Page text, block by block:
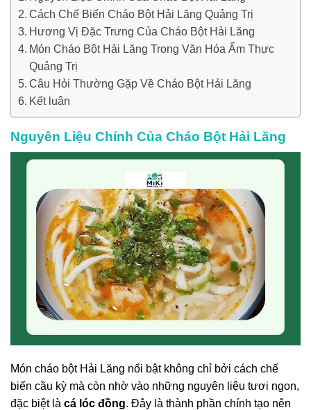
Cách Chế Biến Cháo Bột Hải Lăng Quảng Trị
Hương Vị Đặc Trưng Của Cháo Bột Hải Lăng
Món Cháo Bột Hải Lăng Trong Văn Hóa Ẩm Thực
Quảng Trị
Câu Hỏi Thường Gặp Về Cháo Bột Hải Lăng
Kết luận
Nguyên Liệu Chính Của Cháo Bột Hải Lăng
Món cháo bột Hải Lăng nổi bật không chỉ bởi cách chế
biến cầu kỳ mà còn nhờ vào những nguyên liệu tươi ngon,
đặc biệt là cá lóc đồng. Đây là thành phần chính tạo nên